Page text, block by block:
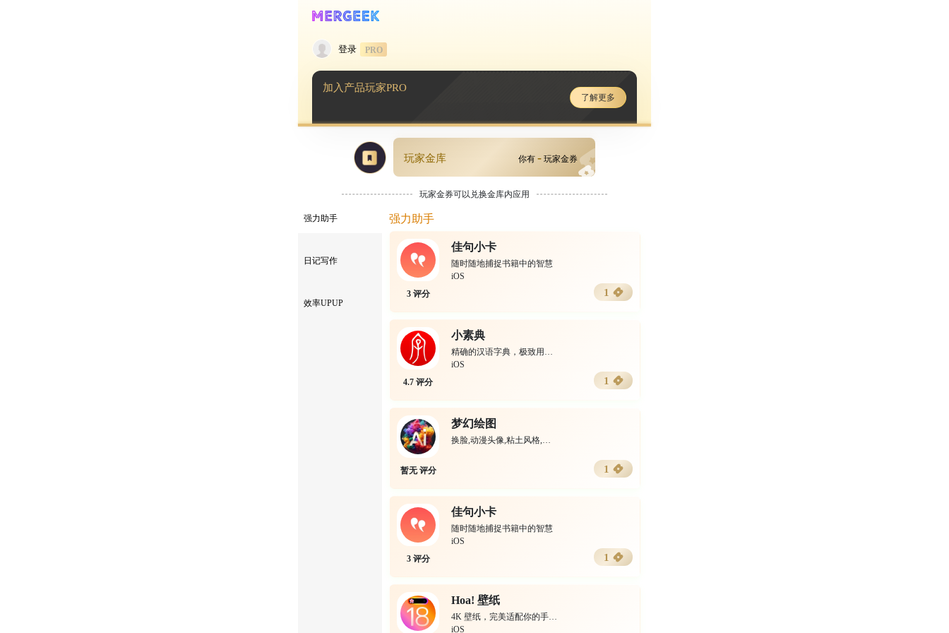
产品玩家PRO
登录 PRO
加入产品玩家PRO
了解更多
玩家金库 你有 - 玩家金券
玩家金券可以兑换金库内应用
️强力助手
️日记写作
️效率UPUP
强力助手
3 评分
佳句小卡
随时随地捕捉书籍中的智慧
iOS
1
4.7 评分
小素典
精确的汉语字典，极致用户体验
iOS
1
暂无 评分
梦幻绘图
换脸,动漫头像,粘土风格,胸围,染发,二次元,情人节一键生‪图‬
1
3 评分
佳句小卡
随时随地捕捉书籍中的智慧
iOS
1
Hoa! 壁纸
4K 壁纸，完美适配你的手机~
iOS